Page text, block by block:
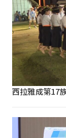
西拉雅成第17